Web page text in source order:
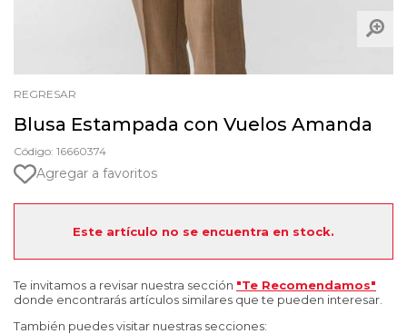
REGRESAR
Blusa Estampada con Vuelos Amanda
Código: 16660374
Agregar a favoritos
Este artículo no se encuentra en stock.
Te invitamos a revisar nuestra sección "Te Recomendamos"
donde encontrarás artículos similares que te pueden interesar.
También puedes visitar nuestras secciones: